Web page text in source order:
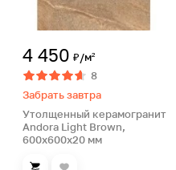
4 450 ₽/м²
8
Забрать завтра
Утолщенный керамогранит
Andora Light Brown,
600х600х20 мм